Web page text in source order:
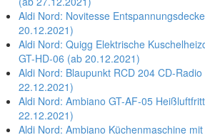
Aldi Nord: Novitesse
20.12.2021)
Aldi Nord: Quigg Elektrische
GT-HD-06 (ab 20.12.2021)
Aldi Nord: Blaupunkt RCD 204 CD-
22.12.2021)
Aldi Nord: Ambiano GT-AF-05
22.12.2021)
Aldi Nord: Ambiano Küchenmaschine mit